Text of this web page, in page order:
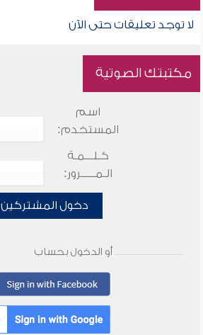
لا توجد تعليقات حتى الآن
مكتبتك الصوتية
اسم
المستخدم:
كـلـــمـة
الـمـــــرور:
دخول المشتركين
أو الدخول بحساب